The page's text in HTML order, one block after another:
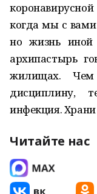
когда мы с
но жизнь иной
архипастырь
жилищах.
дисциплину,
инфекция. Храни
Читайте нас